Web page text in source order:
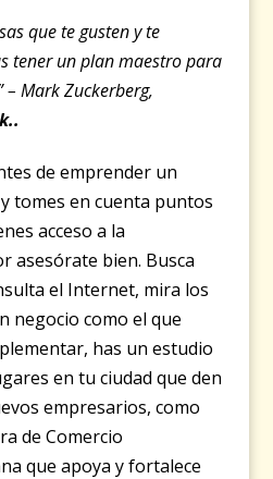
que te gusten y te
tener un plan maestro para
Mark Zuckerberg,
de emprender un
tomes en cuenta puntos
acceso a la
asesórate bien. Busca
el Internet, mira los
negocio como el que
has un estudio
en tu ciudad que den
empresarios, como
de Comercio
que apoya y fortalece